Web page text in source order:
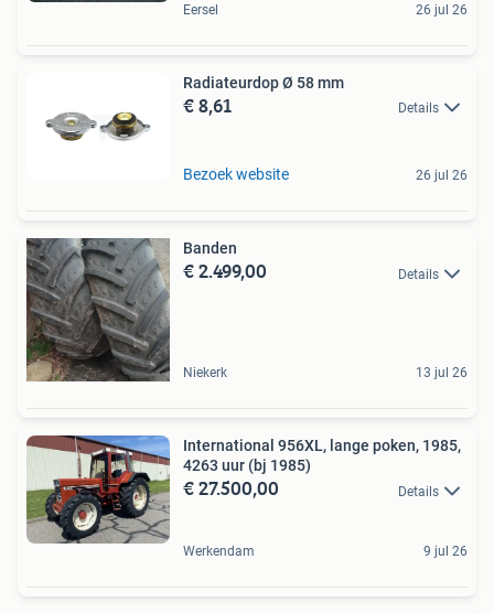
Eersel 26 jul 26
Radiateurdop Ø 58 mm
€ 8,61 Details
Bezoek website 26 jul 26
Banden
€ 2.499,00 Details
Niekerk 13 jul 26
International 956XL, lange poken, 1985,
4263 uur (bj 1985)
€ 27.500,00 Details
Werkendam 9 jul 26